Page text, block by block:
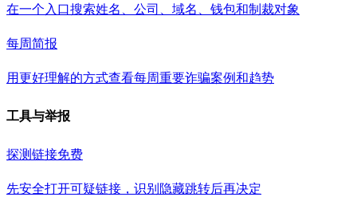
在一个入口搜索姓名、公司、域名、钱包和制裁对象
每周简报
用更好理解的方式查看每周重要诈骗案例和趋势
工具与举报
探测链接免费
先安全打开可疑链接，识别隐藏跳转后再决定